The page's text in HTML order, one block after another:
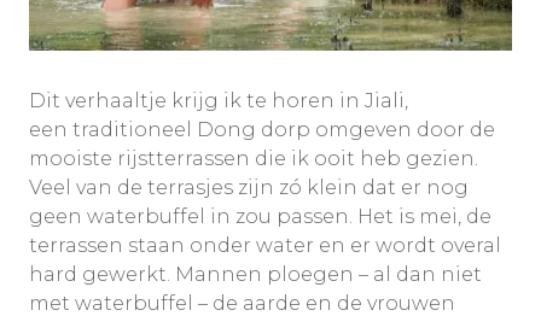
Dit verhaaltje krijg ik te horen in Jiali,
een traditioneel Dong dorp omgeven door de
mooiste rijstterrassen die ik ooit heb gezien.
Veel van de terrasjes zijn zó klein dat er nog
geen waterbuffel in zou passen. Het is mei, de
terrassen staan onder water en er wordt overal
hard gewerkt. Mannen ploegen – al dan niet
met waterbuffel – de aarde en de vrouwen